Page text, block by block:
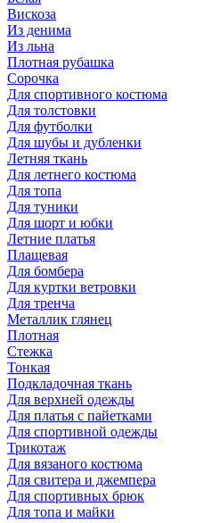
Вискоза
Из денима
Из льна
Плотная рубашка
Сорочка
Для спортивного костюма
Для толстовки
Для футболки
Для шубы и дубленки
Летняя ткань
Для летнего костюма
Для топа
Для туники
Для шорт и юбки
Летние платья
Плащевая
Для бомбера
Для куртки ветровки
Для тренча
Металлик глянец
Плотная
Стежка
Тонкая
Подкладочная ткань
Для верхней одежды
Для платья с пайетками
Для спортивной одежды
Трикотаж
Для вязаного костюма
Для свитера и джемпера
Для спортивных брюк
Для топа и майки